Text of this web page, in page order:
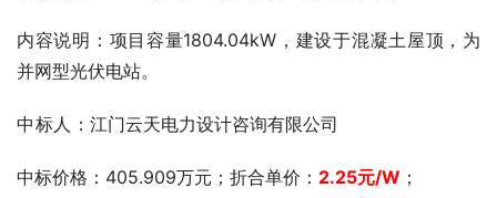
内容说明：项目容量1804.04kW，建设于混凝土屋顶，为
并网型光伏电站。
中标人：江门云天电力设计咨询有限公司
中标价格：405.909万元；折合单价： 2.25元/W ；